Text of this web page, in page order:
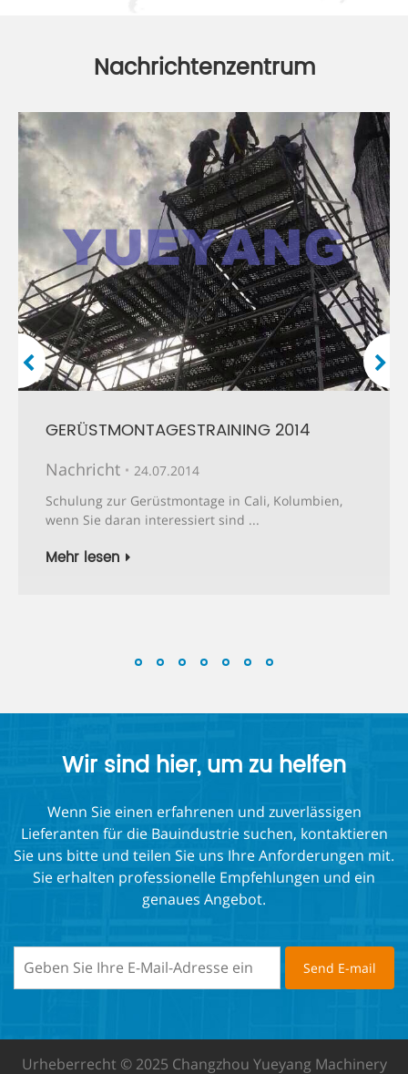
Nachrichtenzentrum
GERÜSTMONTAGESTRAINING 2014
Nachricht
24.07.2014
Schulung zur Gerüstmontage in Cali, Kolumbien,
wenn Sie daran interessiert sind ...
Mehr lesen
Wir sind hier, um zu helfen
Wenn Sie einen erfahrenen und zuverlässigen
Lieferanten für die Bauindustrie suchen, kontaktieren
Sie uns bitte und teilen Sie uns Ihre Anforderungen mit.
Sie erhalten professionelle Empfehlungen und ein
genaues Angebot.
Urheberrecht © 2025 Changzhou Yueyang Machinery